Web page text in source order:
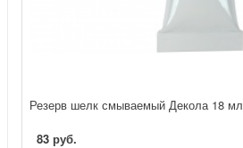
Резерв шелк смываемый Декола 18 мл
83 руб.